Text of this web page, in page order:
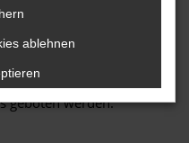
Neuwagen sind
und ermöglichen das
entsprechend Ihrer
Sie allein bestimmen
natürlich auch die vielen
geboten werden.
ablehnen